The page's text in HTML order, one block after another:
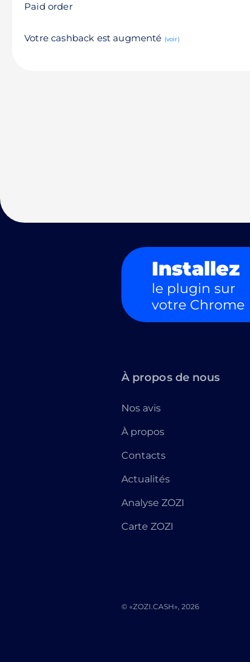
Paid order
Votre cashback est augmenté (voir)
Installez
le plugin sur
votre Chrome
À propos de nous
Nos avis
À propos
Contacts
Actualités
Analyse ZOZI
Carte ZOZI
© «ZOZI.CASH», 2026